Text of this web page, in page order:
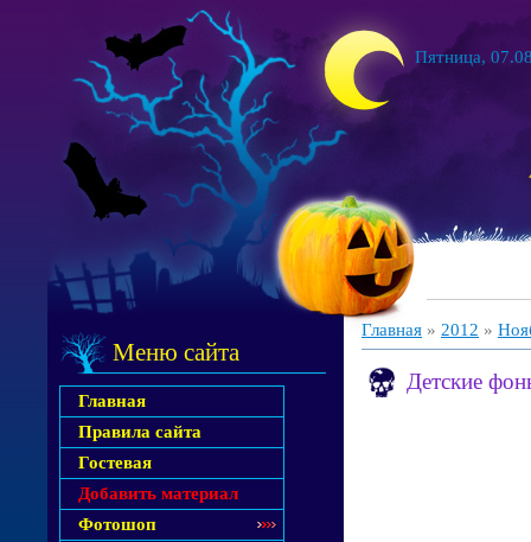
Пятница,
Меню сайта
Главная
Правила сайта
Гостевая
Добавить материал
Фотошоп
Главная » 2012 »
Детские